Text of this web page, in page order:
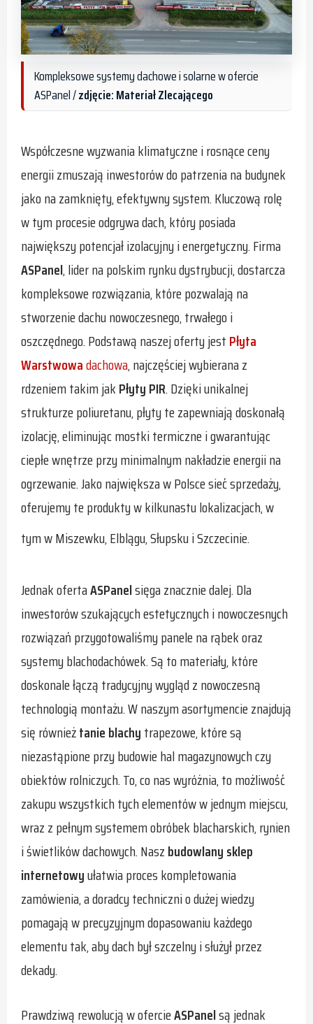
Kompleksowe systemy dachowe i solarne w ofercie
ASPanel /zdjęcie: Materiał Zlecającego
Współczesne wyzwania klimatyczne i rosnące ceny
energii zmuszają inwestorów do patrzenia na budynek
jako na zamknięty, efektywny system. Kluczową rolę
w tym procesie odgrywa dach, który posiada
największy potencjał izolacyjny i energetyczny. Firma
ASPanel, lider na polskim rynku dystrybucji, dostarcza
kompleksowe rozwiązania, które pozwalają na
stworzenie dachu nowoczesnego, trwałego i
oszczędnego. Podstawą naszej oferty jestPłyta
Warstwowadachowa, najczęściej wybierana z
rdzeniem takim jakPłyty PIR. Dzięki unikalnej
strukturze poliuretanu, płyty te zapewniają doskonałą
izolację, eliminując mostki termiczne i gwarantując
ciepłe wnętrze przy minimalnym nakładzie energii na
ogrzewanie. Jako największa w Polsce sieć sprzedaży,
oferujemy te produkty w kilkunastu lokalizacjach, w
tym w Miszewku, Elblągu, Słupsku i Szczecinie.
Jednak ofertaASPanelsięga znacznie dalej. Dla
inwestorów szukających estetycznych i nowoczesnych
rozwiązań przygotowaliśmy panele na rąbek oraz
systemy blachodachówek. Są to materiały, które
doskonale łączą tradycyjny wygląd z nowoczesną
technologią montażu. W naszym asortymencie znajdują
się równieżtanie blachytrapezowe, które są
niezastąpione przy budowie hal magazynowych czy
obiektów rolniczych. To, co nas wyróżnia, to możliwość
zakupu wszystkich tych elementów w jednym miejscu,
wraz z pełnym systemem obróbek blacharskich, rynien
i świetlików dachowych. Naszbudowlany sklep
internetowyułatwia proces kompletowania
zamówienia, a doradcy techniczni o dużej wiedzy
pomagają w precyzyjnym dopasowaniu każdego
elementu tak, aby dach był szczelny i służył przez
dekady.
Prawdziwą rewolucją w ofercieASPanelsą jednak